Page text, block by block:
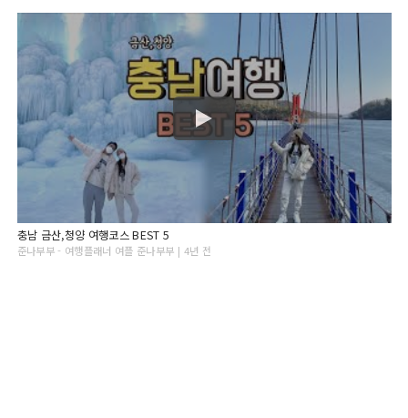
충남 금산,청양 여행코스 BEST 5
준나부부 - 여행플래너 여플 준나부부 | 4년 전